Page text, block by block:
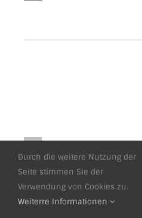
Durch die weitere Nutzung der
Seite stimmen Sie der
Verwendung von Cookies zu.
Weiterre Informationen